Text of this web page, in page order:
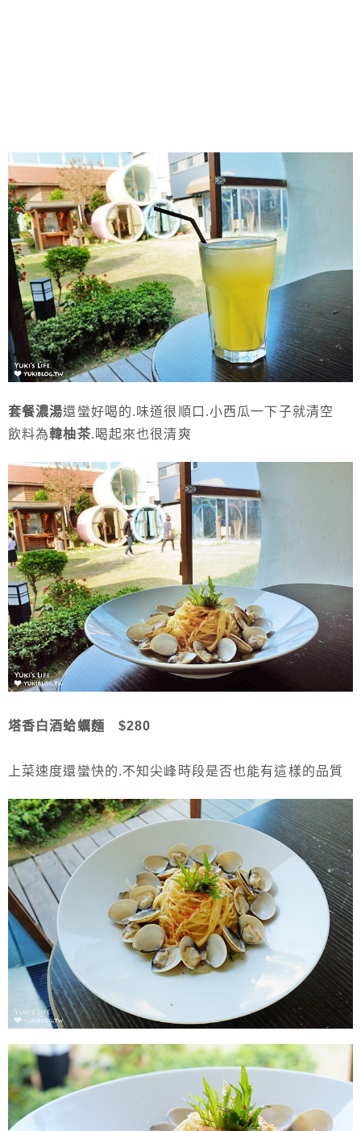
套餐濃湯還蠻好喝的.味道很順口.小西瓜一下子就清空
飲料為韓柚茶.喝起來也很清爽
塔香白酒蛤蠣麵 $280
上菜速度還蠻快的.不知尖峰時段是否也能有這樣的品質